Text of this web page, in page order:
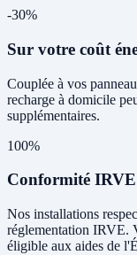
-30%
Sur votre coût
Couplée à vos
recharge à domicile
supplémentaires.
100%
Conformité
Nos installations
réglementation IRVE.
éligible aux aides de